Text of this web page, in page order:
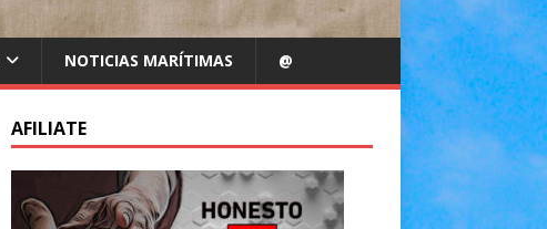
NOTICIAS MARÍTIMAS @
AFILIATE